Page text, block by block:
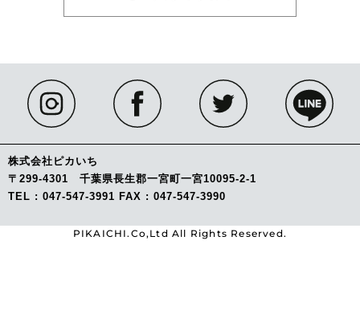
株式会社ピカいち
〒299-4301 千葉県長生郡一宮町一宮10095-2-1
TEL : 047-547-3991 FAX : 047-547-3990
PIKAICHI.Co,Ltd All Rights Reserved.